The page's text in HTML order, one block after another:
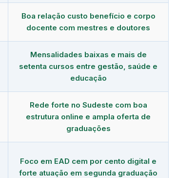
Boa relação custo benefício e corpo
docente com mestres e doutores
Mensalidades baixas e mais de
setenta cursos entre gestão, saúde e
educação
Rede forte no Sudeste com boa
estrutura online e ampla oferta de
graduações
Foco em EAD cem por cento digital e
forte atuação em segunda graduação